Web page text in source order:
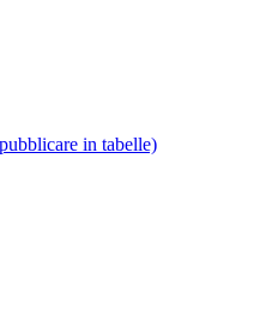
in tabelle)